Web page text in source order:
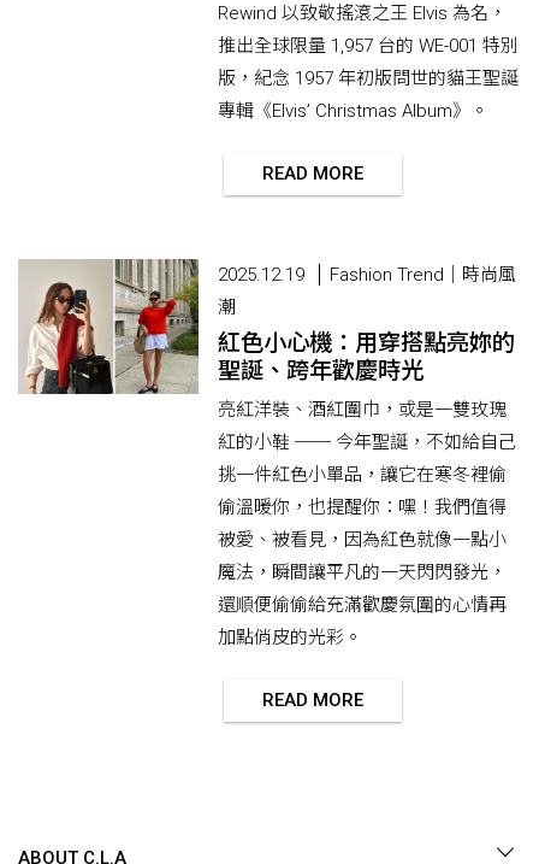
Rewind 以致敬搖滾之王 Elvis 為名，
推出全球限量 1,957 台的 WE-001 特別
版，紀念 1957 年初版問世的貓王聖誕
專輯《Elvis’ Christmas Album》。
READ MORE
2025.12.19
Fashion Trend｜時尚風
潮
紅色小心機：用穿搭點亮妳的
聖誕、跨年歡慶時光
亮紅洋裝、酒紅圍巾，或是一雙玫瑰
紅的小鞋 ── 今年聖誕，不如給自己
挑一件紅色小單品，讓它在寒冬裡偷
偷溫暖你，也提醒你：嘿！我們值得
被愛、被看見，因為紅色就像一點小
魔法，瞬間讓平凡的一天閃閃發光，
還順便偷偷給充滿歡慶氛圍的心情再
加點俏皮的光彩。
READ MORE
ABOUT C.L.A